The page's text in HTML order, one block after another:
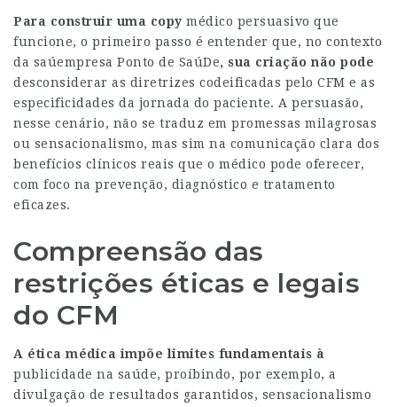
Para construir uma copy médico persuasivo que
funcione, o primeiro passo é entender que, no contexto
da saúempresa Ponto de SaúDe, sua criação não pode
desconsiderar as diretrizes codeificadas pelo CFM e as
especificidades da jornada do paciente. A persuasão,
nesse cenário, não se traduz em promessas milagrosas
ou sensacionalismo, mas sim na comunicação clara dos
benefícios clínicos reais que o médico pode oferecer,
com foco na prevenção, diagnóstico e tratamento
eficazes.
Compreensão das
restrições éticas e legais
do CFM
A ética médica impõe limites fundamentais à
publicidade na saúde, proíbindo, por exemplo, a
divulgação de resultados garantidos, sensacionalismo